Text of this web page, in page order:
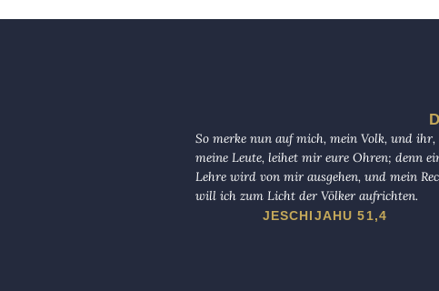
So merke nun auf mich, mein Volk, und ihr,
meine Leute, leihet mir eure Ohren; denn
Lehre wird von mir ausgehen, und mein
will ich zum Licht der Völker aufrichten.
JESCHIJAHU 51,4